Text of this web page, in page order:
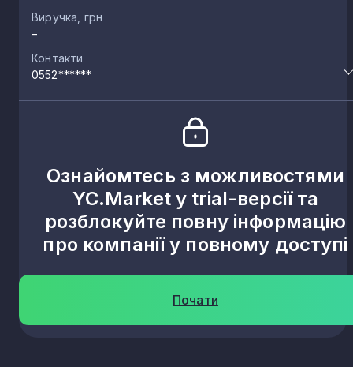
Виручка, грн
–
Контакти
0552******
Ознайомтесь з можливостями
YC.Market у trial-версії та
розблокуйте повну інформацію
про компанії у повному доступі
Почати